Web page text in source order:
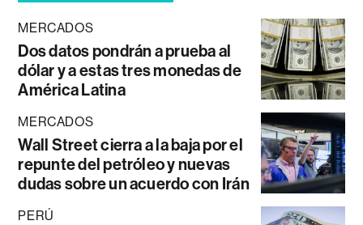
MERCADOS
Dos datos pondrán a prueba al
dólar y a estas tres monedas de
América Latina
MERCADOS
Wall Street cierra a la baja por el
repunte del petróleo y nuevas
dudas sobre un acuerdo con Irán
PERÚ